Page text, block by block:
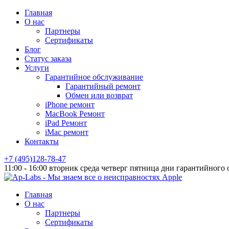
Главная
О нас
Партнеры
Сертификаты
Блог
Статус заказа
Услуги
Гарантийное обслуживание
Гарантийный ремонт
Обмен или возврат
iPhone ремонт
MacBook Ремонт
iPad Ремонт
iMac ремонт
Контакты
+7 (495)128-78-47
11:00 - 16:00 вторник среда четверг пятница дни
Главная
О нас
Партнеры
Сертификаты